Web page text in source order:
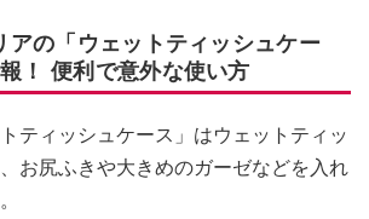
の「ウェットティッシュケー
！ 便利で意外な使い方
ティッシュケース」はウェットティッ
お尻ふきや大きめのガーゼなどを入れ